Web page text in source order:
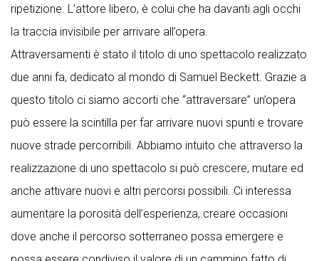
ripetizione. L’attore libero, è colui che ha davanti agli occhi
la traccia invisibile per arrivare all’opera.
Attraversamenti è stato il titolo di uno spettacolo realizzato
due anni fa, dedicato al mondo di Samuel Beckett. Grazie a
questo titolo ci siamo accorti che “attraversare” un’opera
può essere la scintilla per far arrivare nuovi spunti e trovare
nuove strade percorribili. Abbiamo intuito che attraverso la
realizzazione di uno spettacolo si può crescere, mutare ed
anche attivare nuovi e altri percorsi possibili. Ci interessa
aumentare la porosità dell’esperienza, creare occasioni
dove anche il percorso sotterraneo possa emergere e